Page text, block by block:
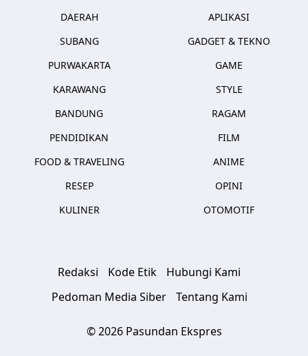
DAERAH
SUBANG
PURWAKARTA
KARAWANG
BANDUNG
PENDIDIKAN
FOOD & TRAVELING
RESEP
KULINER
APLIKASI
GADGET & TEKNO
GAME
STYLE
RAGAM
FILM
ANIME
OPINI
OTOMOTIF
Redaksi Kode Etik
Hubungi Kami
Pedoman Media Siber
Tentang Kami
© 2026 Pasundan Ekspres